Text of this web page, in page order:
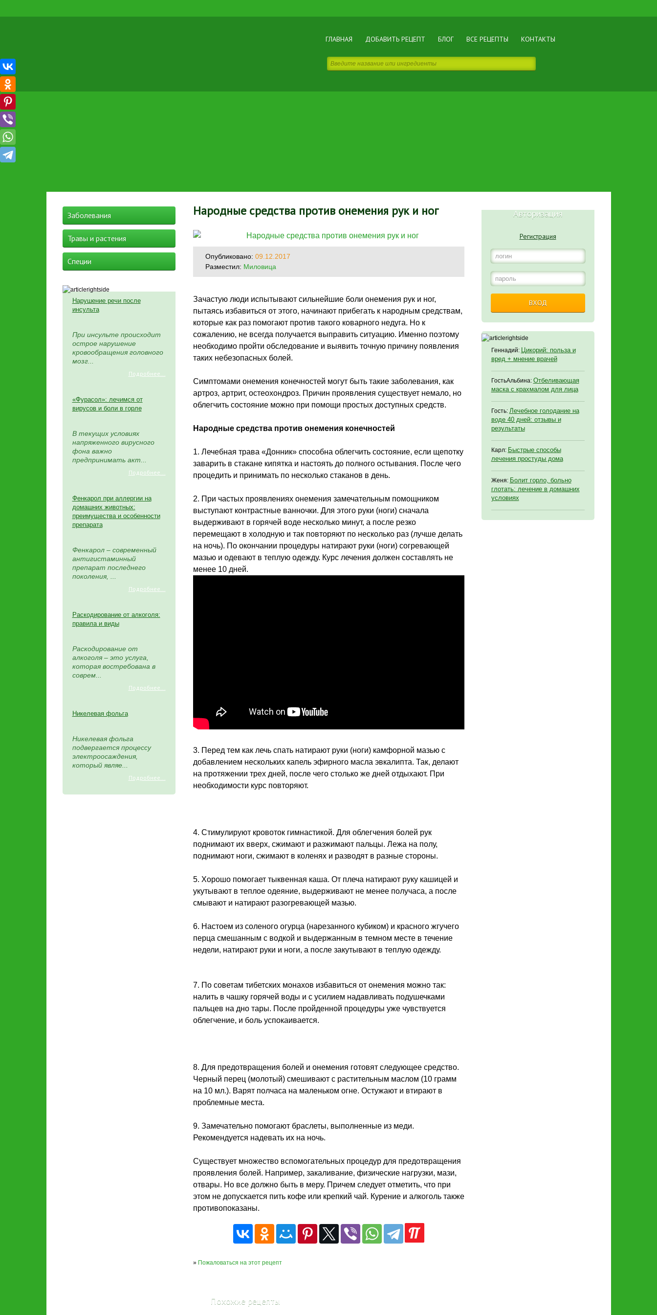
ГЛАВНАЯ ДОБАВИТЬ РЕЦЕПТ БЛОГ ВСЕ РЕЦЕПТЫ КОНТАКТЫ
Народные средства против онемения рук и ног
Опубликовано: 09.12.2017
Разместил: Миловица
Зачастую люди испытывают сильнейшие боли онемения рук и ног,
пытаясь избавиться от этого, начинают прибегать к народным средствам,
которые как раз помогают против такого коварного недуга. Но к
сожалению, не всегда получается выправить ситуацию. Именно поэтому
необходимо пройти обследование и выявить точную причину появления
таких небезопасных болей.
Симптомами онемения конечностей могут быть такие заболевания, как
артроз, артрит, остеохондроз. Причин проявления существует немало, но
облегчить состояние можно при помощи простых доступных средств.
Народные средства против онемения конечностей
1. Лечебная трава «Донник» способна облегчить состояние, если щепотку
заварить в стакане кипятка и настоять до полного остывания. После чего
процедить и принимать по несколько стаканов в день.
2. При частых проявлениях онемения замечательным помощником
выступают контрастные ванночки. Для этого руки (ноги) сначала
выдерживают в горячей воде несколько минут, а после резко
перемещают в холодную и так повторяют по несколько раз (лучше делать
на ночь). По окончании процедуры натирают руки (ноги) согревающей
мазью и одевают в теплую одежду. Курс лечения должен составлять не
менее 10 дней.
3. Перед тем как лечь спать натирают руки (ноги) камфорной мазью с
добавлением нескольких капель эфирного масла эвкалипта. Так, делают
на протяжении трех дней, после чего столько же дней отдыхают. При
необходимости курс повторяют.
4. Стимулируют кровоток гимнастикой. Для облегчения болей рук
поднимают их вверх, сжимают и разжимают пальцы. Лежа на полу,
поднимают ноги, сжимают в коленях и разводят в разные стороны.
5. Хорошо помогает тыквенная каша. От плеча натирают руку кашицей и
укутывают в теплое одеяние, выдерживают не менее получаса, а после
смывают и натирают разогревающей мазью.
6. Настоем из соленого огурца (нарезанного кубиком) и красного жгучего
перца смешанным с водкой и выдержанным в темном месте в течение
недели, натирают руки и ноги, а после закутывают в теплую одежду.
7. По советам тибетских монахов избавиться от онемения можно так:
налить в чашку горячей воды и с усилием надавливать подушечками
пальцев на дно тары. После пройденной процедуры уже чувствуется
облегчение, и боль успокаивается.
8. Для предотвращения болей и онемения готовят следующее средство.
Черный перец (молотый) смешивают с растительным маслом (10 грамм
на 10 мл.). Варят полчаса на маленьком огне. Остужают и втирают в
проблемные места.
9. Замечательно помогают браслеты, выполненные из меди.
Рекомендуется надевать их на ночь.
Существует множество вспомогательных процедур для предотвращения
проявления болей. Например, закаливание, физические нагрузки, мази,
отвары. Но все должно быть в меру. Причем следует отметить, что при
этом не допускается пить кофе или крепкий чай. Курение и алкоголь также
противопоказаны.
» Пожаловаться на этот рецепт
Похожие рецепты
Заболевания
Травы и растения
Специи
Нарушение речи после
инсульта
При инсульте происходит
острое нарушение
кровообращения головного
мозг...
Подробнее...
«Фурасол»: лечимся от
вирусов и боли в горле
В текущих условиях
напряженного вирусного
фона важно
предпринимать акт...
Подробнее...
Фенкарол при аллергии на
домашних животных:
преимущества и особенности
препарата
Фенкарол – современный
антигистаминный
препарат последнего
поколения, ...
Подробнее...
Раскодирование от алкоголя:
правила и виды
Раскодирование от
алкоголя – это услуга,
которая востребована в
соврем...
Подробнее...
Никелевая фольга
Никелевая фольга
подвергается процессу
электроосаждения,
который являе...
Подробнее...
Авторизация
Регистрация
ВХОД
Геннадий: Цикорий: польза и
вред + мнение врачей
ГостьАльбина: Отбеливающая
маска с крахмалом для лица
Гость: Лечебное голодание на
воде 40 дней: отзывы и
результаты
Карл: Быстрые способы
лечения простуды дома
Женя: Болит горло, больно
глотать: лечение в домашних
условиях